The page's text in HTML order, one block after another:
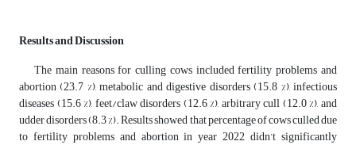
Results and Discussion
The main reasons for culling cows included fertility problems and
abortion (23.7 %), metabolic and digestive disorders (15.8 %), infectious
diseases (15.6 %), feet/claw disorders (12.6 %), arbitrary cull (12.0 %), and
udder disorders (8.3 %). Results showed that percentage of cows culled due
to fertility problems and abortion in year 2022 didn’t significantly